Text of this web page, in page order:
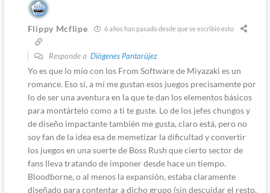
Flippy Mcflipe 6 años han pasado desde que se escribió esto
Responde a Diógenes Pantarújez
Yo es que lo mío con los From Software de Miyazaki es un
romance. Eso sí, a mí me gustan esos juegos precisamente por
lo de ser una aventura en la que te dan los elementos básicos
para montártelo como a ti te guste. Lo de los jefes chungos y
de diseño impactante también me gusta, claro está, pero no
soy fan de la idea esa de memetizar la dificultad y convertir
los juegos en una suerte de Boss Rush que cierto sector de
fans lleva tratando de imponer desde hace un tiempo.
Bloodborne, o al menos la expansión, estaba claramente
diseñado para contentar a dicho grupo (sin descuidar el resto,